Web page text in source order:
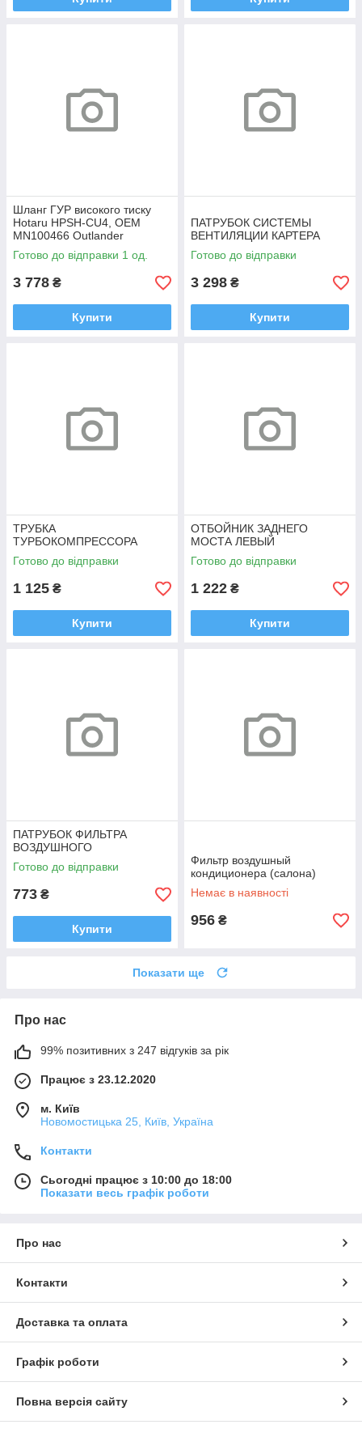
Шланг ГУР високого тиску
Hotaru HPSH-CU4, OEM
MN100466 Outlander
Готово до відправки 1 од.
3 778 ₴
Купити
ПАТРУБОК СИСТЕМЫ
ВЕНТИЛЯЦИИ КАРТЕРА
Готово до відправки
3 298 ₴
Купити
ТРУБКА
ТУРБОКОМПРЕССОРА
Готово до відправки
1 125 ₴
Купити
ОТБОЙНИК ЗАДНЕГО
МОСТА ЛЕВЫЙ
Готово до відправки
1 222 ₴
Купити
ПАТРУБОК ФИЛЬТРА
ВОЗДУШНОГО
Готово до відправки
773 ₴
Купити
Фильтр воздушный
кондиционера (салона)
Немає в наявності
956 ₴
Показати ще
Про нас
99% позитивних з 247 відгуків за рік
Працює з 23.12.2020
м. Київ
Новомостицька 25, Київ, Україна
Контакти
Сьогодні працює з 10:00 до 18:00
Показати весь графік роботи
Про нас
Контакти
Доставка та оплата
Графік роботи
Повна версія сайту